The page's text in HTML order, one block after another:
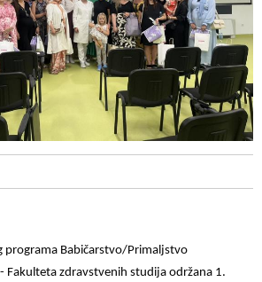
programa Babičarstvo/Primaljstvo
Fakulteta zdravstvenih studija održana 1.